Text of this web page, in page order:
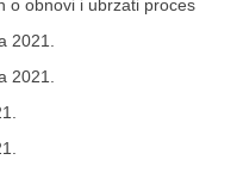
o obnovi i ubrzati proces
2021.
2021.